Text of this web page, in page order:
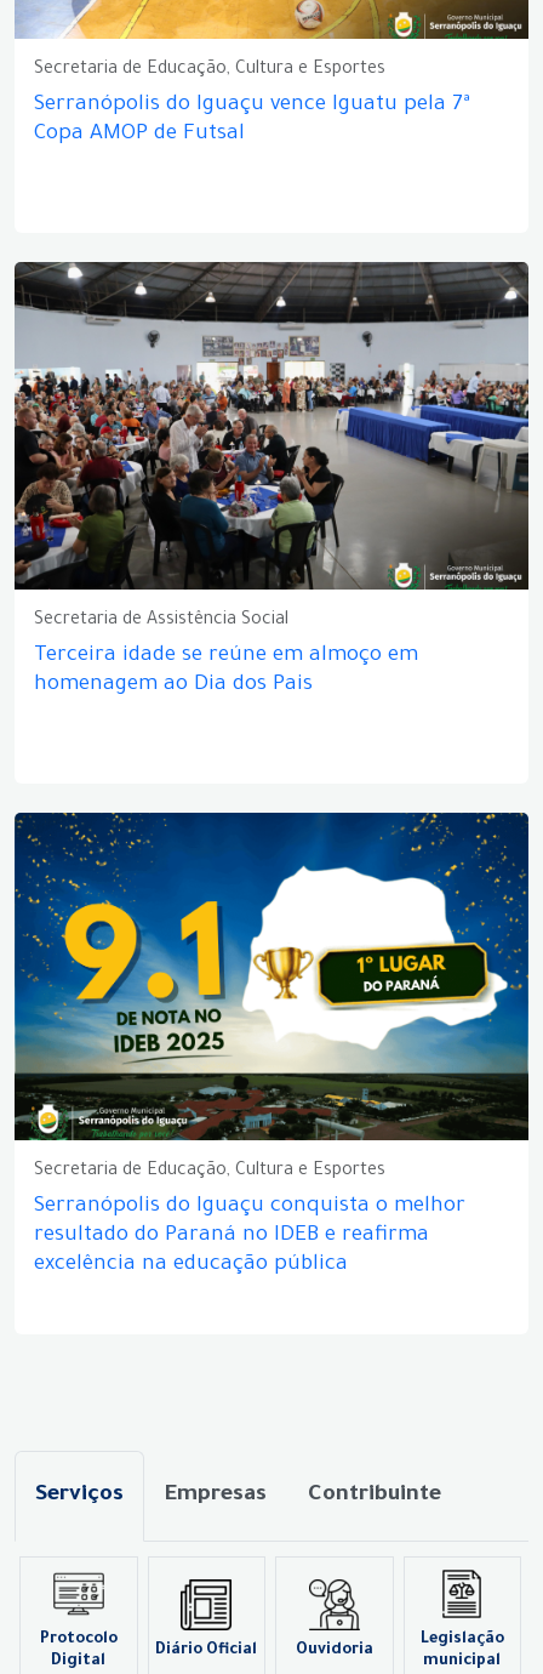
Secretaria de Educação, Cultura e Esportes
Serranópolis do Iguaçu vence Iguatu pela 7ª
Copa AMOP de Futsal
Secretaria de Assistência Social
Terceira idade se reúne em almoço em
homenagem ao Dia dos Pais
Secretaria de Educação, Cultura e Esportes
Serranópolis do Iguaçu conquista o melhor
resultado do Paraná no IDEB e reafirma
excelência na educação pública
Serviços Empresas Contribuinte
Protocolo
Digital
Diário Oficial Ouvidoria
Legislação
municipal